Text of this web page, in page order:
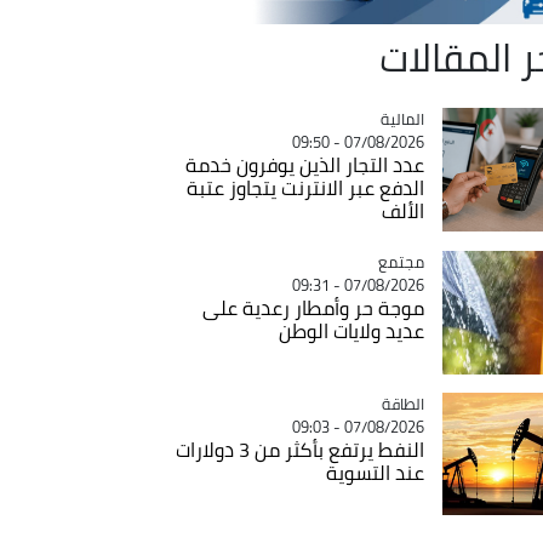
المقالات
Catégorie
المالية
07/08/2026 - 09:50
عدد التجار الذين يوفرون خدمة
الدفع عبر الانترنت يتجاوز عتبة
الألف
Catégorie
مجتمع
07/08/2026 - 09:31
موجة حر وأمطار رعدية على
عديد ولايات الوطن
Catégorie
الطاقة
07/08/2026 - 09:03
النفط يرتفع بأكثر من 3 دولارات
عند التسوية